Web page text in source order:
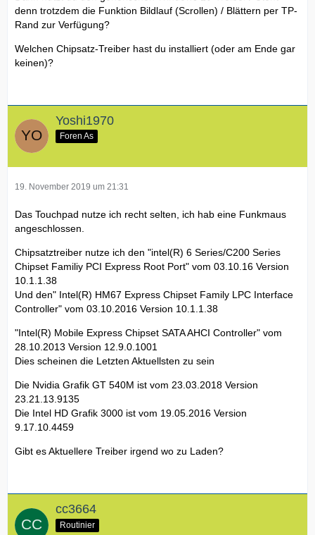
denn trotzdem die Funktion Bildlauf (Scrollen) / Blättern per TP-
Rand zur Verfügung?
Welchen Chipsatz-Treiber hast du installiert (oder am Ende gar
keinen)?
Yoshi1970
Foren As
19. November 2019 um 21:31
Das Touchpad nutze ich recht selten, ich hab eine Funkmaus
angeschlossen.
Chipsatztreiber nutze ich den "intel(R) 6 Series/C200 Series
Chipset Familiy PCI Express Root Port" vom 03.10.16 Version
10.1.1.38
Und den" Intel(R) HM67 Express Chipset Family LPC Interface
Controller" vom 03.10.2016 Version 10.1.1.38
"Intel(R) Mobile Express Chipset SATA AHCI Controller" vom
28.10.2013 Version 12.9.0.1001
Dies scheinen die Letzten Aktuellsten zu sein
Die Nvidia Grafik GT 540M ist vom 23.03.2018 Version
23.21.13.9135
Die Intel HD Grafik 3000 ist vom 19.05.2016 Version
9.17.10.4459
Gibt es Aktuellere Treiber irgend wo zu Laden?
cc3664
Routinier